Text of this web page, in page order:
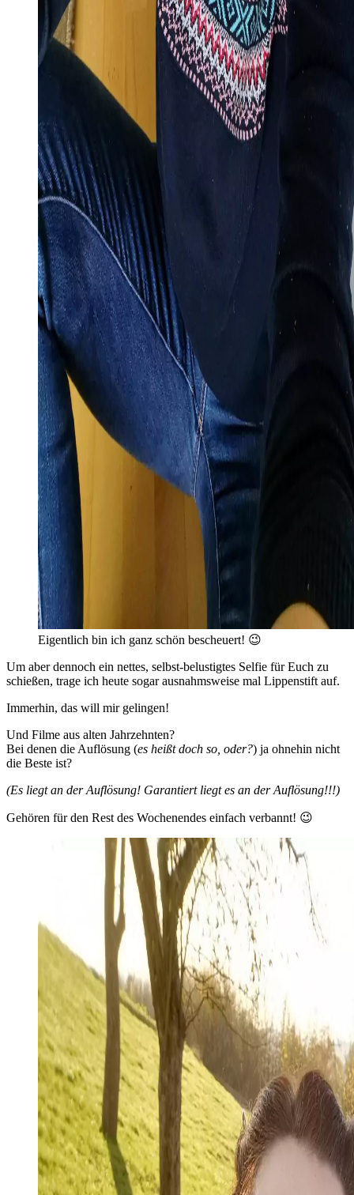
Eigentlich bin ich ganz schön bescheuert! 😉
Um aber dennoch ein nettes, selbst-belustigtes Selfie für Euch zu
schießen, trage ich heute sogar ausnahmsweise mal Lippenstift auf.
Immerhin, das will mir gelingen!
Und Filme aus alten Jahrzehnten?
Bei denen die Auflösung (es heißt doch so, oder?) ja ohnehin nicht
die Beste ist?
(Es liegt an der Auflösung! Garantiert liegt es an der Auflösung!!!)
Gehören für den Rest des Wochenendes einfach verbannt! 😉